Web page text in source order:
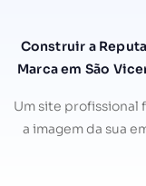
Construir a
Marca em São
Um site profissional
a imagem da sua